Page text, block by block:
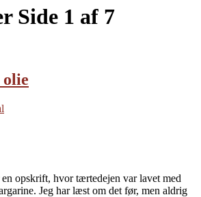
Side 1 af 7
opskrift, hvor tærtedejen var lavet med
Jeg har læst om det før, men aldrig